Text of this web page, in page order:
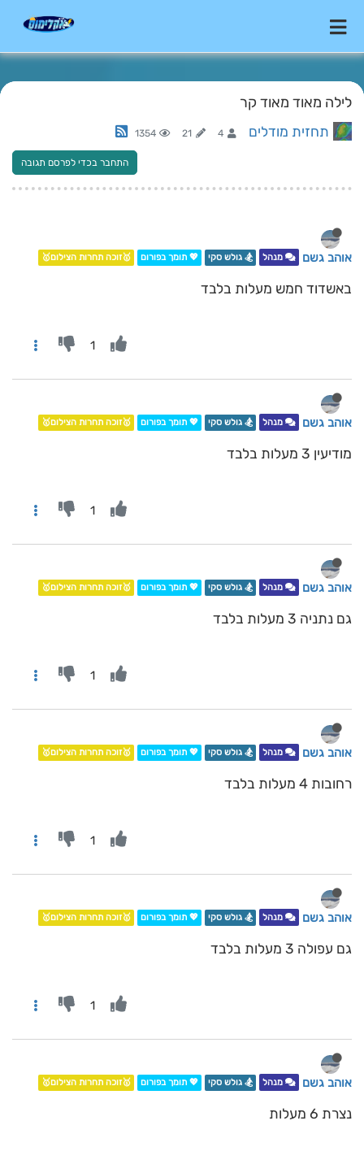
לילה מאוד מאוד קר
תחזית מודלים 4
21
1354
התחבר בכדי לפרסם תגובה
אוהב גשם מנהל 🏂 גולש סקי 💖 תומך בפורום 🥇זוכה תחרות הצילום🥇
באשדוד חמש מעלות בלבד
1
אוהב גשם מנהל 🏂 גולש סקי 💖 תומך בפורום 🥇זוכה תחרות הצילום🥇
מודיעין 3 מעלות בלבד
1
אוהב גשם מנהל 🏂 גולש סקי 💖 תומך בפורום 🥇זוכה תחרות הצילום🥇
גם נתניה 3 מעלות בלבד
1
אוהב גשם מנהל 🏂 גולש סקי 💖 תומך בפורום 🥇זוכה תחרות הצילום🥇
רחובות 4 מעלות בלבד
1
אוהב גשם מנהל 🏂 גולש סקי 💖 תומך בפורום 🥇זוכה תחרות הצילום🥇
גם עפולה 3 מעלות בלבד
1
אוהב גשם מנהל 🏂 גולש סקי 💖 תומך בפורום 🥇זוכה תחרות הצילום🥇
נצרת 6 מעלות